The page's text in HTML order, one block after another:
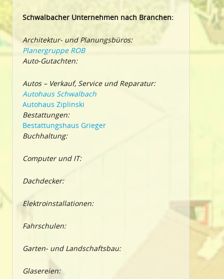
Schwalbacher Unternehmen nach Branchen:
Architektur- und Planungsbüros:
Planergruppe ROB
Auto-Gutachten:
Autos – Verkauf, Service und Reparatur:
Autohaus Schwalbach
Autohaus Ziplinski
Bestattungen:
Bestattungshaus Grieger
Buchhaltung:
Computer und IT:
Dachdecker:
Elektroinstallationen:
Fahrschulen:
Garten- und Landschaftsbau:
Glasereien: